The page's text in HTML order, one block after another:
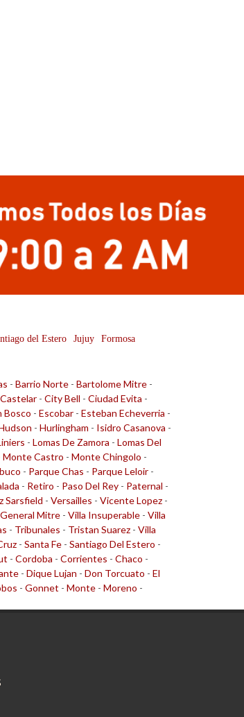
del Estero Jujuy
Formosa
- Barrio Norte - Bartolome Mitre -
Castelar - City Bell - Ciudad Evita -
Bosco - Escobar - Esteban Echeverria -
- Hurlingham - Isidro Casanova -
- Lomas De Zamora - Lomas Del
Monte Castro - Monte Chingolo -
- Parque Chas - Parque Leloir -
- Retiro - Paso Del Rey - Paternal -
Sarsfield - Versailles - Vicente Lopez -
Mitre - Villa Insuperable - Villa
- Tribunales - Tristan Suarez - Villa
- Santa Fe - Santiago Del Estero -
- Cordoba - Corrientes - Chaco -
- Dique Lujan - Don Torcuato - El
- Gonnet - Monte - Moreno -